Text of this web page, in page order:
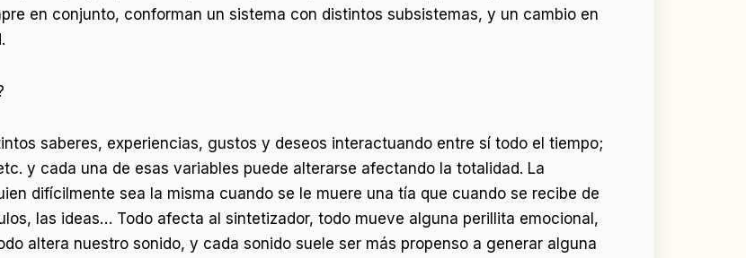
en conjunto, conforman un sistema con distintos subsistemas, y un cambio en
saberes, experiencias, gustos y deseos interactuando entre sí todo el tiempo;
y cada una de esas variables puede alterarse afectando la totalidad. La
difícilmente sea la misma cuando se le muere una tía que cuando se recibe de
las ideas… Todo afecta al sintetizador, todo mueve alguna perillita emocional,
altera nuestro sonido, y cada sonido suele ser más propenso a generar alguna